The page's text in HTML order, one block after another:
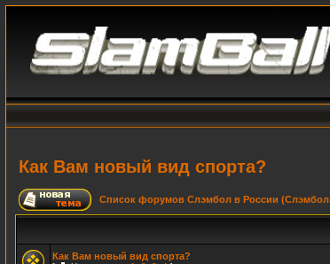
Как Вам новый вид спорта?
Список форумов Слэмбол в России
Как Вам новый вид спорта?